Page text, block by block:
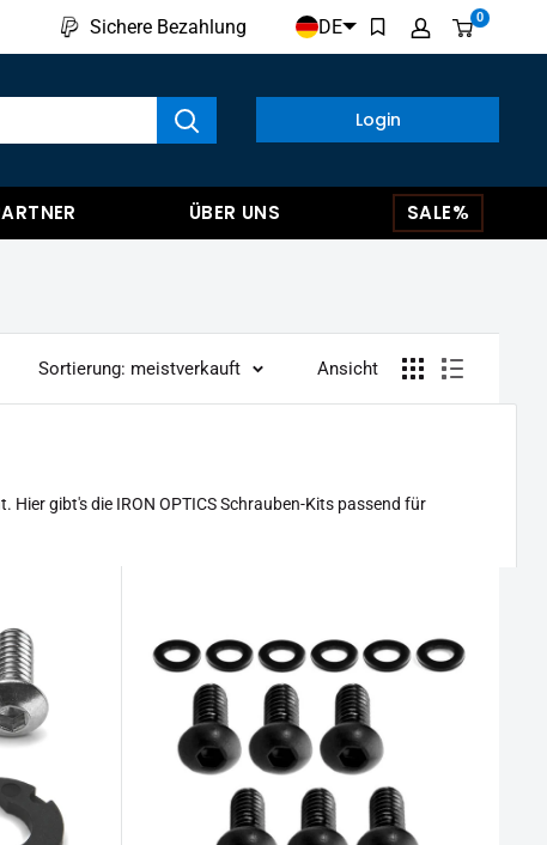
Sichere Bezahlung DE 0
Login
ÜBER UNS SALE%
anzeigen
Sortierung: meistverkauft Ansicht
gibt's die IRON OPTICS Schrauben-Kits passend für